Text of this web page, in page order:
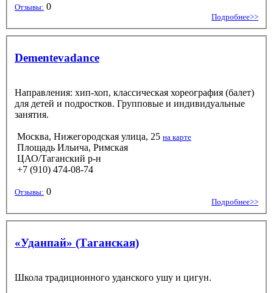
Отзывы: 0
Подробнее>>
Dementevadance
Направления: хип-хоп, классическая хореография (балет)
для детей и подростков. Групповые и индивидуальные
занятия.
Москва, Нижегородская улица, 25 на карте
Площадь Ильича, Римская
ЦАО/Таганский р-н
+7 (910) 474-08-74
Отзывы: 0
Подробнее>>
«Уданпай» (Таганская)
Школа традиционного уданского ушу и цигун.